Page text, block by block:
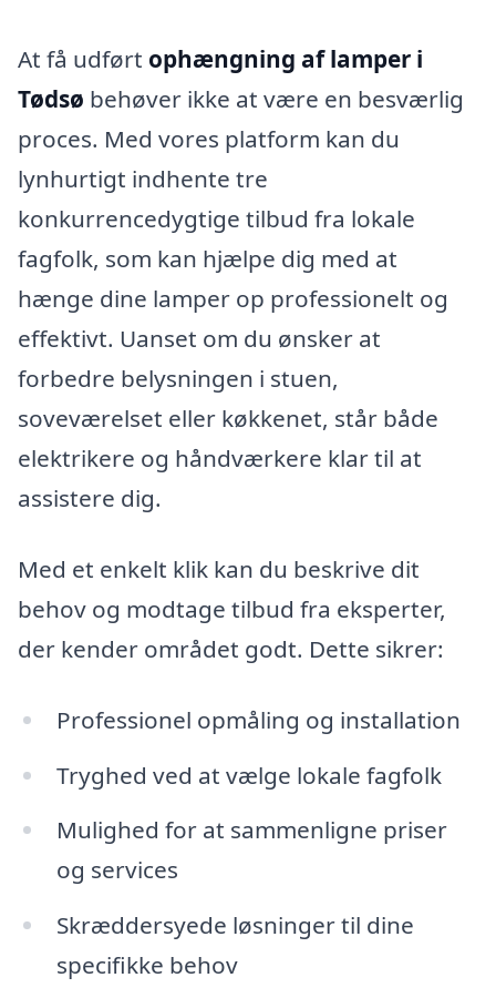
At få udført ophængning af lamper i
Tødsø behøver ikke at være en besværlig
proces. Med vores platform kan du
lynhurtigt indhente tre
konkurrencedygtige tilbud fra lokale
fagfolk, som kan hjælpe dig med at
hænge dine lamper op professionelt og
effektivt. Uanset om du ønsker at
forbedre belysningen i stuen,
soveværelset eller køkkenet, står både
elektrikere og håndværkere klar til at
assistere dig.
Med et enkelt klik kan du beskrive dit
behov og modtage tilbud fra eksperter,
der kender området godt. Dette sikrer:
Professionel opmåling og installation
Tryghed ved at vælge lokale fagfolk
Mulighed for at sammenligne priser
og services
Skræddersyede løsninger til dine
specifikke behov